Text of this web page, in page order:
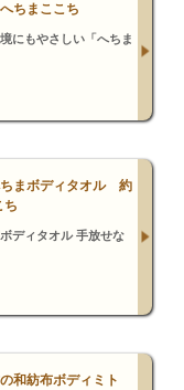
ちまここち
にもやさしい「へちま
まボディタオル 約
ディタオル 手放せな
和紡布ボディミト